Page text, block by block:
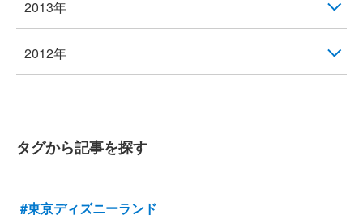
2013年
2012年
タグから記事を探す
#東京ディズニーランド